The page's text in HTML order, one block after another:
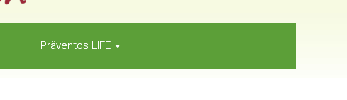
Präventos LIFE